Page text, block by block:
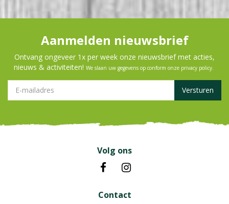
Aanmelden nieuwsbrief
Ontvang ongeveer 1x per week onze nieuwsbrief met acties,
nieuws & activiteiten! We slaan uw gegevens op conform onze privacy policy.
Volg ons
Contact